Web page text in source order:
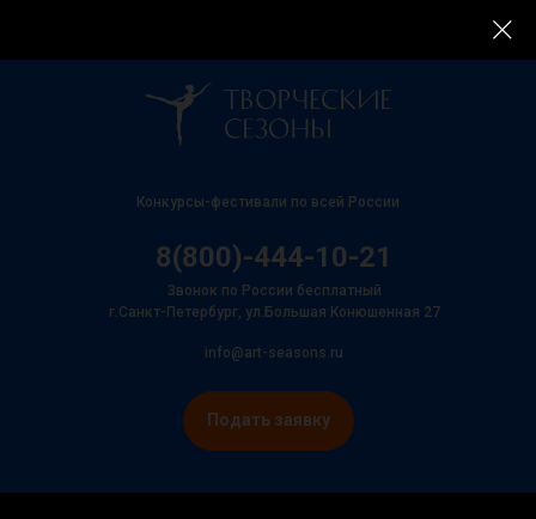
Конкурсы-фестивали по всей России
8(800)-444-10-21
Звонок по России бесплатный
г.Санкт-Петербург, ул.Большая Конюшенная 27
info@art-seasons.ru
Подать заявку